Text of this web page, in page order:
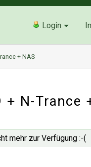
Login
+ NAS
+ N-Trance
mehr zur Verfügung :-(